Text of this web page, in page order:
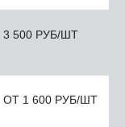
3 500 РУБ/ШТ
ОТ 1 600 РУБ/ШТ